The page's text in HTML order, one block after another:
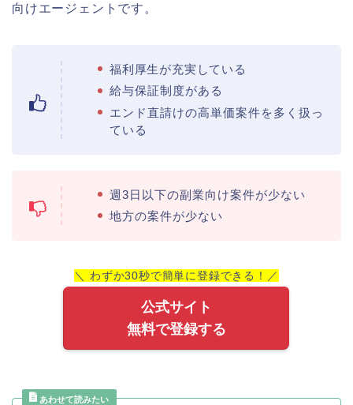
向けエージェントです。
福利厚生が充実している
給与保証制度がある
エンド直請けの高単価案件を多く扱っ
ている
週3日以下の副業向け案件が少ない
地方の案件が少ない
＼ わずか30秒で簡単に登録できる！／
公式サイト
無料で登録する